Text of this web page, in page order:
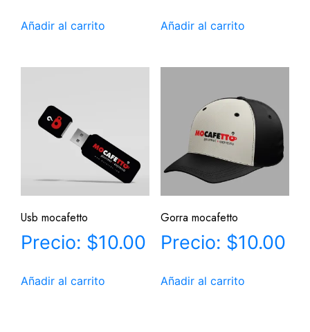
Añadir al carrito Añadir al carrito
Usb mocafetto
$10.00
Añadir al carrito
Gorra mocafetto
$10.00
Añadir al carrito